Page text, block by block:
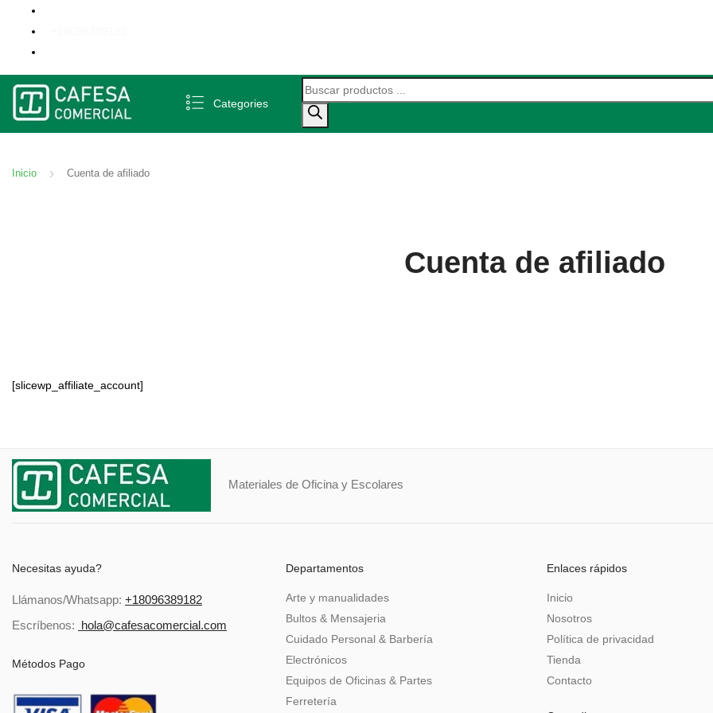
Categories
Búsqueda de productos
Inicio Cuenta de afiliado
Cuenta de afiliado
[slicewp_affiliate_account]
Materiales de Oficina y Escolares
Necesitas ayuda?
Llámanos/Whatsapp: +18096389182
Escríbenos: hola@cafesacomercial.com
Métodos Pago
Departamentos
Arte y manualidades
Bultos & Mensajeria
Cuidado Personal & Barbería
Electrónicos
Equipos de Oficinas & Partes
Ferretería
Enlaces rápidos
Inicio
Nosotros
Política de privacidad
Tienda
Contacto